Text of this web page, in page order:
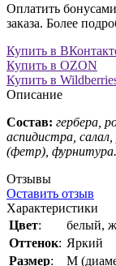
Оплатить
заказа. Более
Купить в
Купить в OZON
Купить в
Описание
Состав: гербера,
аспидистра,
(фетр), фурнитура.
Отзывы
Оставить отзыв
Характеристики
Цвет:
белый,
Оттенок: Яркий
Размер:
M